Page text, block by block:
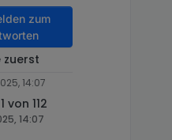
zum
zuerst
14:07
von 112
14:07